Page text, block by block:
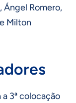
Ángel Romero,
Milton
3ª colocação